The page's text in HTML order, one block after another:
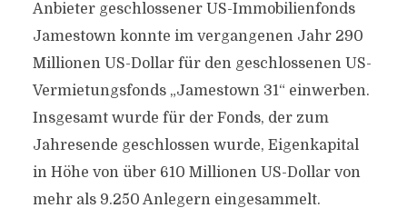
Anbieter geschlossener US-Immobilienfonds
Jamestown konnte im vergangenen Jahr 290
Millionen US-Dollar für den geschlossenen US-
Vermietungsfonds „Jamestown 31“ einwerben.
Insgesamt wurde für der Fonds, der zum
Jahresende geschlossen wurde, Eigenkapital
in Höhe von über 610 Millionen US-Dollar von
mehr als 9.250 Anlegern eingesammelt.